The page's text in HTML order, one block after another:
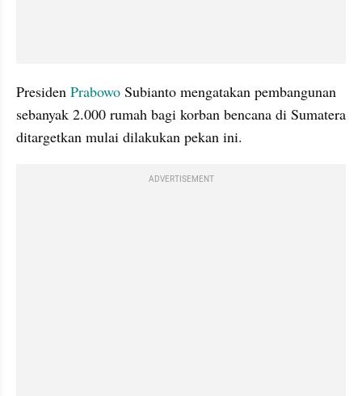
Presiden Prabowo Subianto mengatakan pembangunan
sebanyak 2.000 rumah bagi korban bencana di Sumatera
ditargetkan mulai dilakukan pekan ini.
ADVERTISEMENT